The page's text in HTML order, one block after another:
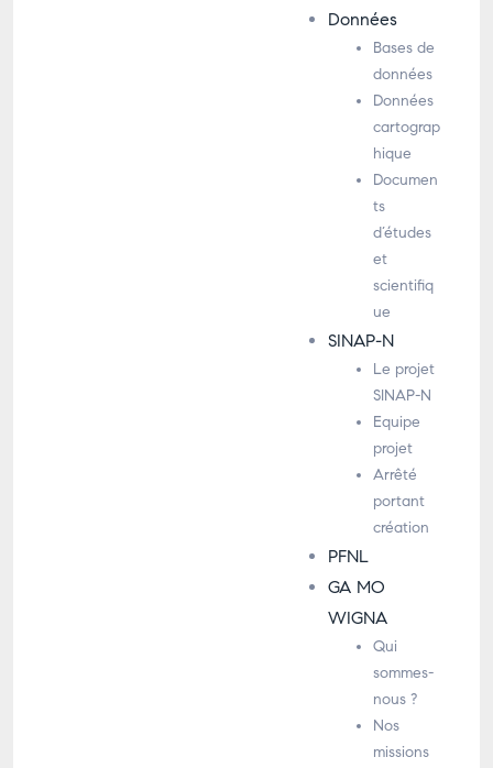
Données
Bases de
données
Données
cartograp
hique
Documen
ts
d’études
et
scientifiq
ue
SINAP-N
Le projet
SINAP-N
Equipe
projet
Arrêté
portant
création
PFNL
GA MO
WIGNA
Qui
sommes-
nous ?
Nos
missions